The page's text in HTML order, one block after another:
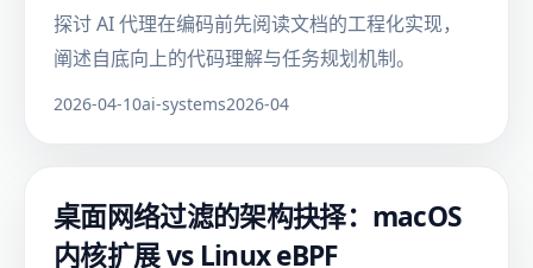
探讨 AI 代理在编码前先阅读文档的工程化实现，
阐述自底向上的代码理解与任务规划机制。
2026-04-10ai-systems2026-04
桌面网络过滤的架构抉择：macOS
内核扩展 vs Linux eBPF